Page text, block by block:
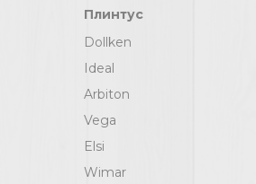
Плинтус
Dollken
Ideal
Arbiton
Vega
Elsi
Wimar